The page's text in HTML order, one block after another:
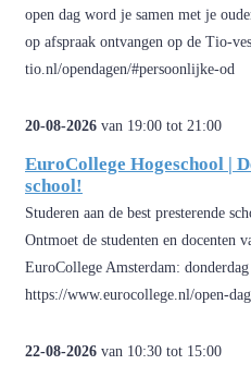
open dag word je samen met je
op afspraak ontvangen op de Tio-
tio.nl/opendagen/#persoonlijke-od
20-08-2026 van 19:00 tot 21:00
EuroCollege Hogeschool |
school!
Studeren aan de best presterende
Ontmoet de studenten en docenten
EuroCollege Amsterdam:
https://www.eurocollege.nl/open-
22-08-2026 van 10:30 tot 15:00